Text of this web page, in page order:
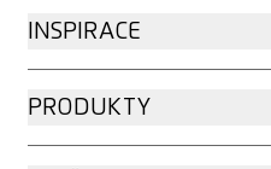
INSPIRACE
PRODUKTY